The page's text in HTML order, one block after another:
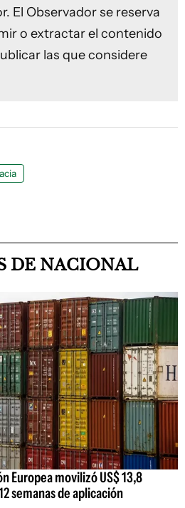
El Observador se reserva
o extractar el contenido
las que considere
DE NACIONAL
Europea movilizó US$ 13,8
semanas de aplicación